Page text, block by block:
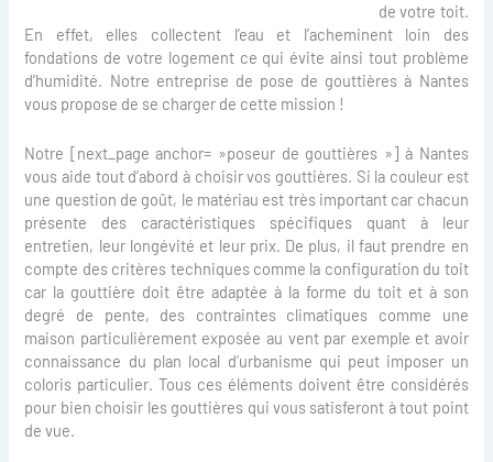
de votre toit.
En effet, elles collectent l’eau et l’acheminent loin des
fondations de votre logement ce qui évite ainsi tout problème
d’humidité. Notre entreprise de pose de gouttières à Nantes
vous propose de se charger de cette mission !
Notre [next_page anchor= »poseur de gouttières »] à Nantes
vous aide tout d’abord à choisir vos gouttières. Si la couleur est
une question de goût, le matériau est très important car chacun
présente des caractéristiques spécifiques quant à leur
entretien, leur longévité et leur prix. De plus, il faut prendre en
compte des critères techniques comme la configuration du toit
car la gouttière doit être adaptée à la forme du toit et à son
degré de pente, des contraintes climatiques comme une
maison particulièrement exposée au vent par exemple et avoir
connaissance du plan local d’urbanisme qui peut imposer un
coloris particulier. Tous ces éléments doivent être considérés
pour bien choisir les gouttières qui vous satisferont à tout point
de vue.